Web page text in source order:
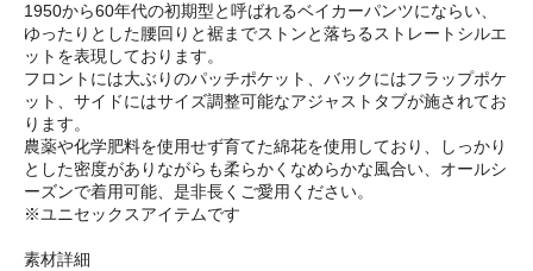
1950から60年代の初期型と呼ばれるベイカーパンツにならい、
ゆったりとした腰回りと裾までストンと落ちるストレートシルエ
ットを表現しております。
フロントには大ぶりのパッチポケット、バックにはフラップポケ
ット、サイドにはサイズ調整可能なアジャストタブが施されてお
ります。
農薬や化学肥料を使用せず育てた綿花を使用しており、しっかり
とした密度がありながらも柔らかくなめらかな風合い、オールシ
ーズンで着用可能、是非長くご愛用ください。
※ユニセックスアイテムです
素材詳細